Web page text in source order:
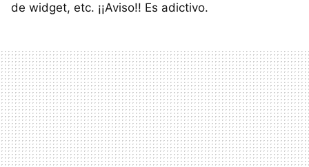
de widget, etc. ¡¡Aviso!! Es adictivo.